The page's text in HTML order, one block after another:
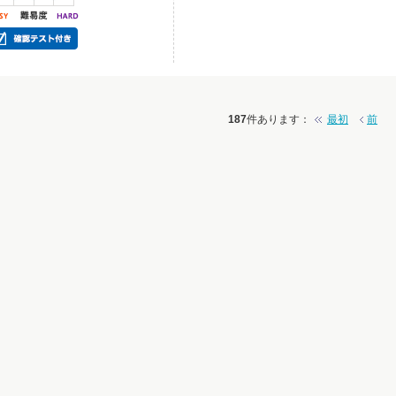
187件あります ： 最初 前